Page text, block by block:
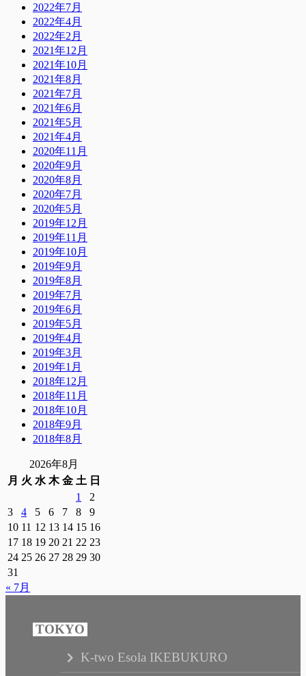
2022年7月
2022年4月
2022年2月
2021年12月
2021年10月
2021年8月
2021年7月
2021年6月
2021年5月
2021年4月
2020年11月
2020年9月
2020年8月
2020年7月
2020年5月
2019年12月
2019年11月
2019年10月
2019年9月
2019年8月
2019年7月
2019年6月
2019年5月
2019年4月
2019年3月
2019年1月
2018年12月
2018年11月
2018年10月
2018年9月
2018年8月
2026年8月
月 火 水 木 金 土 日
1
2
3
4 5 6 7 8
9
10 11 12 13 14 15 16
17 18 19 20 21 22 23
24 25 26 27 28 29 30
31
« 7月
K-two Esola IKEBUKURO